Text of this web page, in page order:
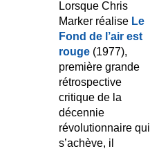
Lorsque Chris
Marker réalise Le
Fond de l’air est
rouge (1977),
première grande
rétrospective
critique de la
décennie
révolutionnaire qui
s’achève, il